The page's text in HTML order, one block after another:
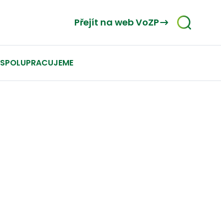
Přejít na web VoZP
SPOLUPRACUJEME